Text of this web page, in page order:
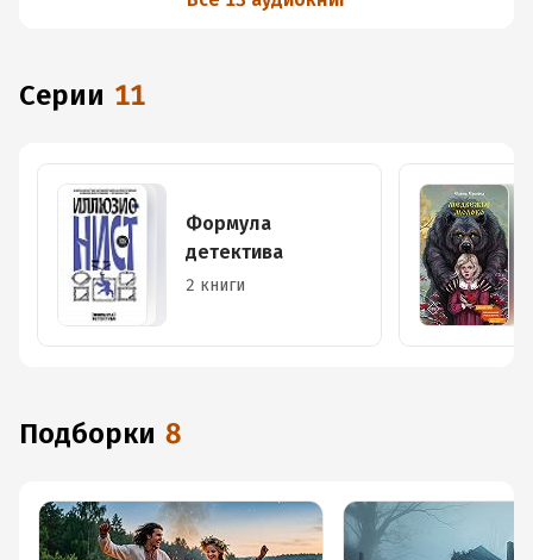
Серии 11
Формула
детектива
2 книги
Подборки 8